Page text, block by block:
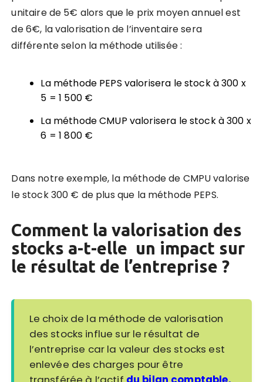
unitaire de 5€ alors que le prix moyen annuel est
de 6€, la valorisation de l’inventaire sera
différente selon la méthode utilisée :
La méthode PEPS valorisera le stock à 300 x
5 = 1 500 €
La méthode CMUP valorisera le stock à 300 x
6 = 1 800 €
Dans notre exemple, la méthode de CMPU valorise
le stock 300 € de plus que la méthode PEPS.
Comment la valorisation des
stocks a-t-elle un impact sur
le résultat de l’entreprise ?
Le choix de la méthode de valorisation
des stocks influe sur le résultat de
l’entreprise car la valeur des stocks est
enlevée des charges pour être